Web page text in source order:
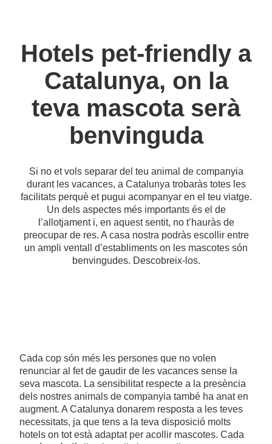
Hotels pet-friendly a
Catalunya, on la
teva mascota serà
benvinguda
Si no et vols separar del teu animal de companyia
durant les vacances, a Catalunya trobaràs totes les
facilitats perquè et pugui acompanyar en el teu viatge.
Un dels aspectes més importants és el de
l’allotjament i, en aquest sentit, no t’hauràs de
preocupar de res. A casa nostra podràs escollir entre
un ampli ventall d’establiments on les mascotes són
benvingudes. Descobreix-los.
Cada cop són més les persones que no volen
renunciar al fet de gaudir de les vacances sense la
seva mascota. La sensibilitat respecte a la presència
dels nostres animals de companyia també ha anat en
augment. A Catalunya donarem resposta a les teves
necessitats, ja que tens a la teva disposició molts
hotels on tot està adaptat per acollir mascotes. Cada